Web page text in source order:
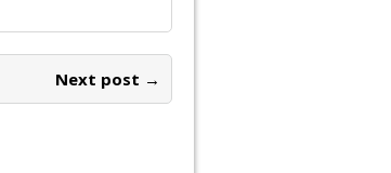
Next post →